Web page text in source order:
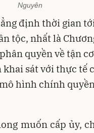
Nguyên
định thời gian
tộc, nhất là
quyền về tận
sát với thực tế
hình chính
muốn cấp ủy,